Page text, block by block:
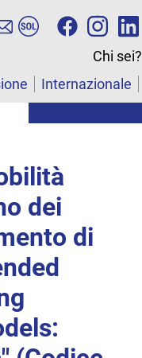
Chi sei?
Internazionale
dei
di